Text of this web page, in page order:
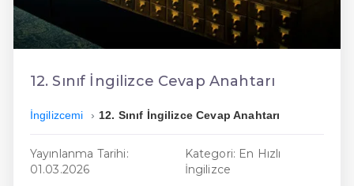
En Kolay İngilizce
En Ucuz İngilizce
En Uygun İngilizce
Hızlı İngilizce
12. Sınıf İngilizce Cevap Anahtarı
İngilizcemi 12. Sınıf İngilizce Cevap Anahtarı
Yayınlanma Tarihi:
01.03.2026
Kategori: En Hızlı
İngilizce